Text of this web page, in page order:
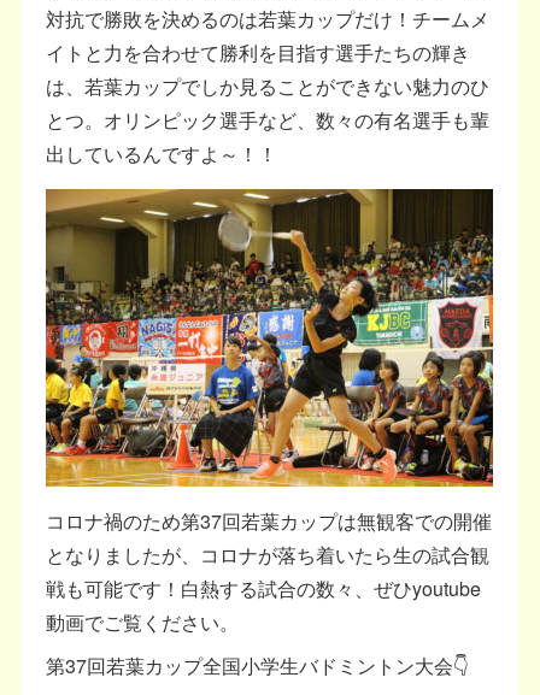
対抗で勝敗を決めるのは若葉カップだけ！チームメ
イトと力を合わせて勝利を目指す選手たちの輝き
は、若葉カップでしか見ることができない魅力のひ
とつ。オリンピック選手など、数々の有名選手も輩
出しているんですよ～！！
コロナ禍のため第37回若葉カップは無観客での開催
となりましたが、コロナが落ち着いたら生の試合観
戦も可能です！白熱する試合の数々、ぜひyoutube
動画でご覧ください。
第37回若葉カップ全国小学生バドミントン大会👇